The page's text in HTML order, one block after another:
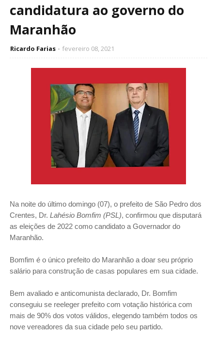
candidatura ao governo do
Maranhão
Ricardo Farias fevereiro 08, 2021
Na noite do último domingo (07), o prefeito de São Pedro dos
Crentes, Dr. Lahésio Bomfim (PSL), confirmou que disputará
as eleições de 2022 como candidato a Governador do
Maranhão.
Bomfim é o único prefeito do Maranhão a doar seu próprio
salário para construção de casas populares em sua cidade.
Bem avaliado e anticomunista declarado, Dr. Bomfim
conseguiu se reeleger prefeito com votação histórica com
mais de 90% dos votos válidos, elegendo também todos os
nove vereadores da sua cidade pelo seu partido.